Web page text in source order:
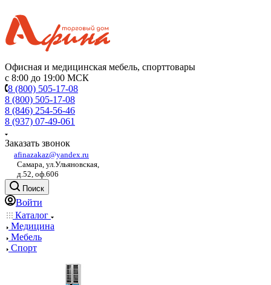
Офисная и медицинская мебель, спорттовары
с 8:00 до 19:00 МСК
8 (800) 505-17-08
8 (800) 505-17-08
8 (846) 254-56-46
8 (937) 07-49-061
Заказать звонок
afinazakaz@yandex.ru
Самара, ул.Ульяновская,
д.52, оф.606
Поиск
Войти
Каталог
Медицина
Мебель
Спорт